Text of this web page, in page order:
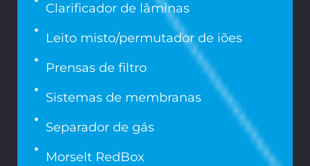
Clarificador de lâminas
Leito misto/permutador de iões
Prensas de filtro
Sistemas de membranas
Separador de gás
Morselt RedBox